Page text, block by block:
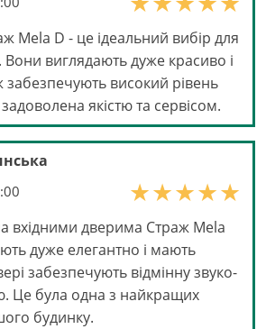
Mela D - це ідеальний вибір для
виглядають дуже красиво і
забезпечують високий рівень
якістю та сервісом.
вхідними дверима Страж Mela
дуже елегантно і мають
забезпечують відмінну звуко-
Це була одна з найкращих
будинку.